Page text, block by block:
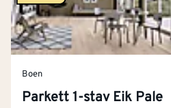
Boen
Parkett 1-stav Eik Pale